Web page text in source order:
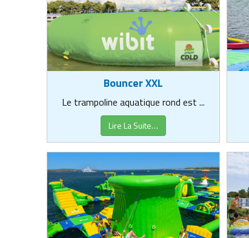
Bouncer XXL
Le trampoline aquatique rond est ...
Lire La Suite…